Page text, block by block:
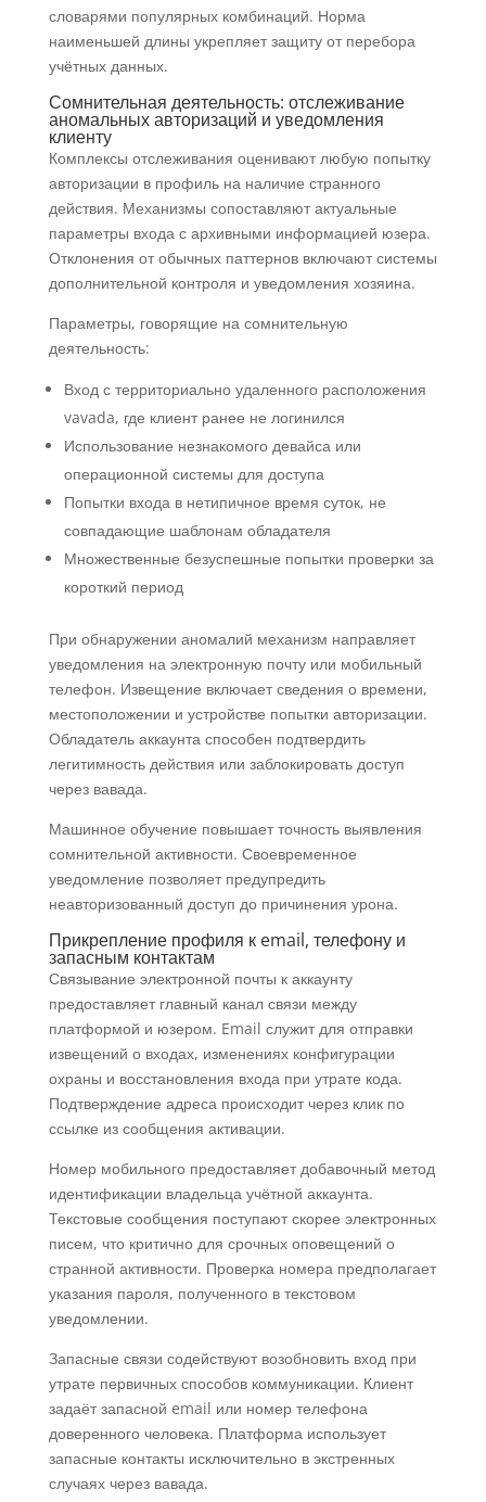
словарями популярных комбинаций. Норма
наименьшей длины укрепляет защиту от перебора
учётных данных.
Сомнительная деятельность: отслеживание
аномальных авторизаций и уведомления
клиенту
Комплексы отслеживания оценивают любую попытку
авторизации в профиль на наличие странного
действия. Механизмы сопоставляют актуальные
параметры входа с архивными информацией юзера.
Отклонения от обычных паттернов включают системы
дополнительной контроля и уведомления хозяина.
Параметры, говорящие на сомнительную
деятельность:
Вход с территориально удаленного расположения
vavada, где клиент ранее не логинился
Использование незнакомого девайса или
операционной системы для доступа
Попытки входа в нетипичное время суток, не
совпадающие шаблонам обладателя
Множественные безуспешные попытки проверки за
короткий период
При обнаружении аномалий механизм направляет
уведомления на электронную почту или мобильный
телефон. Извещение включает сведения о времени,
местоположении и устройстве попытки авторизации.
Обладатель аккаунта способен подтвердить
легитимность действия или заблокировать доступ
через вавада.
Машинное обучение повышает точность выявления
сомнительной активности. Своевременное
уведомление позволяет предупредить
неавторизованный доступ до причинения урона.
Прикрепление профиля к email, телефону и
запасным контактам
Связывание электронной почты к аккаунту
предоставляет главный канал связи между
платформой и юзером. Email служит для отправки
извещений о входах, изменениях конфигурации
охраны и восстановления входа при утрате кода.
Подтверждение адреса происходит через клик по
ссылке из сообщения активации.
Номер мобильного предоставляет добавочный метод
идентификации владельца учётной аккаунта.
Текстовые сообщения поступают скорее электронных
писем, что критично для срочных оповещений о
странной активности. Проверка номера предполагает
указания пароля, полученного в текстовом
уведомлении.
Запасные связи содействуют возобновить вход при
утрате первичных способов коммуникации. Клиент
задаёт запасной email или номер телефона
доверенного человека. Платформа использует
запасные контакты исключительно в экстренных
случаях через вавада.